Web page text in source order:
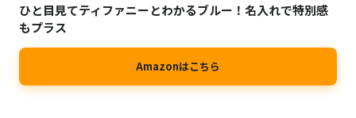
ひと目見てティファニーとわかるブルー！名入れで特別感
もプラス
Amazonはこちら